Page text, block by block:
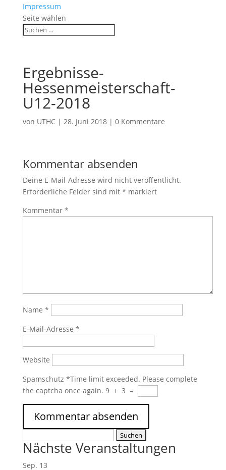
Impressum
Seite wählen
Ergebnisse-
Hessenmeisterschaft-
U12-2018
von UTHC| 28. Juni 2018| 0 Kommentare
Kommentar absenden
Deine E-Mail-Adresse wird nicht veröffentlicht.
Erforderliche Felder sind mit * markiert
Kommentar *
Name *
E-Mail-Adresse *
Website
Spamschutz *Time limit exceeded. Please complete
the captcha once again. 9 + 3 =
nach:
Nächste Veranstaltungen
Sep. 13